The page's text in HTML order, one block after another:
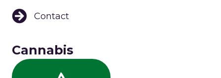
Contact
Cannabis